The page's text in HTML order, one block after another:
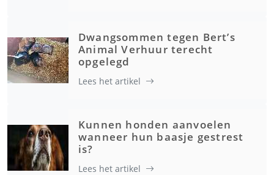
Dwangsommen tegen Bert’s
Animal Verhuur terecht
opgelegd
Lees het artikel
Kunnen honden aanvoelen
wanneer hun baasje gestrest
is?
Lees het artikel